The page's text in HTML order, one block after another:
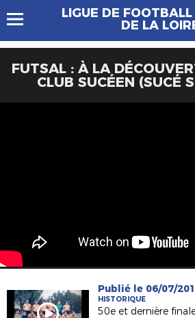
LIGUE DE
DE LA
FUTSAL : À LA
CLUB SUCÉEN (SUCÉ
Publié le 06/07/
HISTORIQUE